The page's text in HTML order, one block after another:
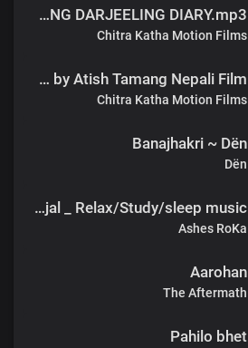
NAYA UDAAN Atish Tamang OST MOVIE SONG DARJEELING DIARY.mp3
Chitra Katha Motion Films
Chhan Vaar Title Song by Atish Tamang Nepali Film
Chitra Katha Motion Films
Banajhakri ~ Dën
Dën
Resham firiri ( Rainy day LOfi Mix) ft Sujal _ Relax/Study/sleep music
Ashes RoKa
Aarohan
The Aftermath
Pahilo bhet